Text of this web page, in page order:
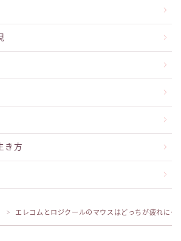
き方
＞ エレコムとロジクールのマウスはどっちが疲れにく